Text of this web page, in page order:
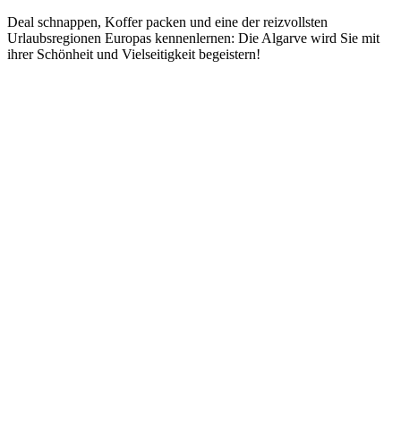
Deal schnappen, Koffer packen und eine der reizvollsten
Urlaubsregionen Europas kennenlernen: Die Algarve wird Sie mit
ihrer Schönheit und Vielseitigkeit begeistern!